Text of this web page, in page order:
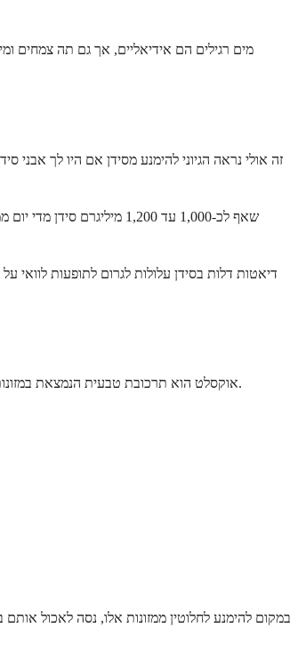
מים רגילים הם אידיאליים, אך גם תה צמחים
זה אולי נראה הגיוני להימנע מסידן אם היו לך אבני
שאף לכ-1,000 עד 1,200
דיאטות דלות בסידן עלולות לגרום לתופעות
אוקסלט הוא תרכובת טבעית הנמצאת במזונות צמחיים רבים. עבור אנשים המועדים לאבני סידן אוקסלט, ניהול צריכת אוקסלט יכול לעזור. אבל אתה לא צריך להימנע ממזונות אלו לחלוטין. איזון הוא מה שחשוב ביותר.
במקום להימנע לחלוטין ממזונות אלו, נסה לאכול